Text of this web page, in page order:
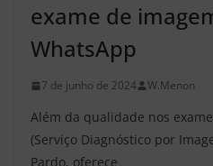
exame de
WhatsApp
7 de junho de 2024 W.Menon
Além da qualidade nos
(Serviço Diagnóstico por
Pardo, oferece